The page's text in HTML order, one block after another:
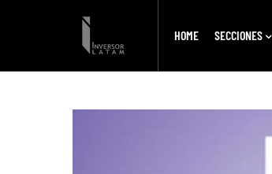
HOME SECCIONES